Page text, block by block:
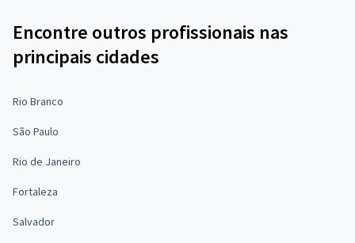
Encontre outros profissionais nas
principais cidades
Rio Branco
São Paulo
Rio de Janeiro
Fortaleza
Salvador